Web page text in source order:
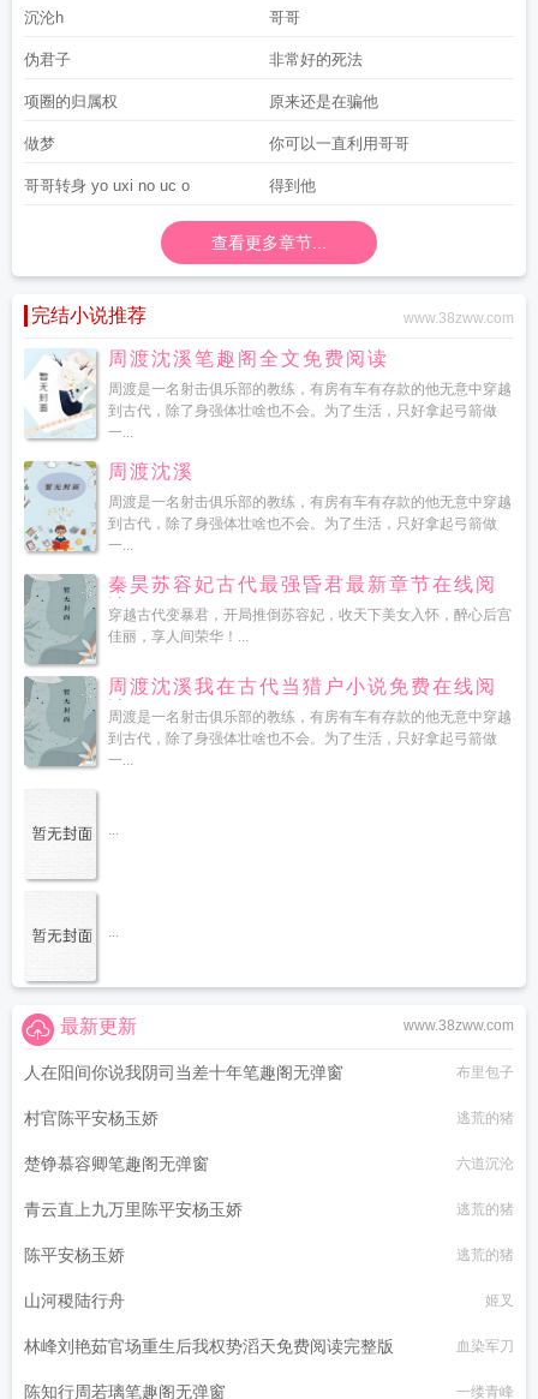
沉沦h 哥哥
伪君子 非常好的死法
项圈的归属权 原来还是在骗他
做梦 你可以一直利用哥哥
哥哥转身 yo uxi no uc o 得到他
查看更多章节...
完结小说推荐 www.38zww.com
周渡沈溪笔趣阁全文免费阅读
周渡是一名射击俱乐部的教练，有房有车有存款的他无意中穿越
到古代，除了身强体壮啥也不会。为了生活，只好拿起弓箭做
一...
周渡沈溪
周渡是一名射击俱乐部的教练，有房有车有存款的他无意中穿越
到古代，除了身强体壮啥也不会。为了生活，只好拿起弓箭做
一...
秦昊苏容妃古代最强昏君最新章节在线阅
读
穿越古代变暴君，开局推倒苏容妃，收天下美女入怀，醉心后宫
佳丽，享人间荣华！...
周渡沈溪我在古代当猎户小说免费在线阅
读
周渡是一名射击俱乐部的教练，有房有车有存款的他无意中穿越
到古代，除了身强体壮啥也不会。为了生活，只好拿起弓箭做
一...
...
...
www.38zww.com
最新更新
人在阳间你说我阴司当差十年笔趣阁无弹窗 布里包子
村官陈平安杨玉娇 逃荒的猪
楚铮慕容卿笔趣阁无弹窗 六道沉沦
青云直上九万里陈平安杨玉娇 逃荒的猪
陈平安杨玉娇 逃荒的猪
山河稷陆行舟 姬叉
林峰刘艳茹官场重生后我权势滔天免费阅读完整版 血染军刀
陈知行周若璃笔趣阁无弹窗 一缕青峰